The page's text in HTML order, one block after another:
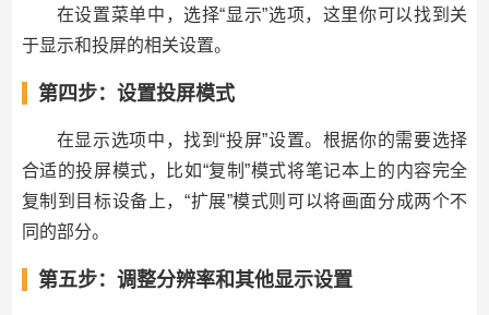
在设置菜单中，选择“显示”选项，这里你可以找到关
于显示和投屏的相关设置。
第四步：设置投屏模式
在显示选项中，找到“投屏”设置。根据你的需要选择
合适的投屏模式，比如“复制”模式将笔记本上的内容完全
复制到目标设备上，“扩展”模式则可以将画面分成两个不
同的部分。
第五步：调整分辨率和其他显示设置